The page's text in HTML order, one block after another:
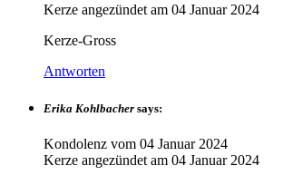
Kerze angezündet am 04 Januar 2024
Kerze-Gross
Antworten
Erika Kohlbacher says:
Kondolenz vom 04 Januar 2024
Kerze angezündet am 04 Januar 2024